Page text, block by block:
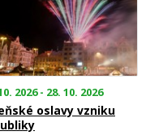
2026 - 28. 10. 2026
oslavy vzniku